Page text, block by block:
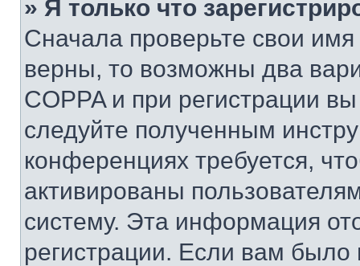
» Я только что
Сначала проверьте свои
верны, то возможны два
COPPA и при регистрации
следуйте полученным
конференциях требуется,
активированы
систему. Эта информация
регистрации. Если вам